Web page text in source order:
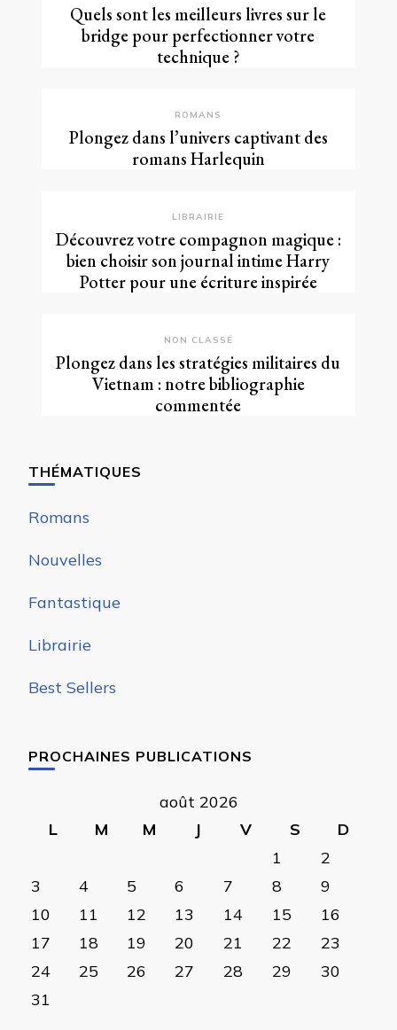
Quels sont les meilleurs livres sur le
bridge pour perfectionner votre
technique ?
ROMANS
Plongez dans l’univers captivant des
romans Harlequin
LIBRAIRIE
Découvrez votre compagnon magique :
bien choisir son journal intime Harry
Potter pour une écriture inspirée
NON CLASSÉ
Plongez dans les stratégies militaires du
Vietnam : notre bibliographie
commentée
THÉMATIQUES
Romans
Nouvelles
Fantastique
Librairie
Best Sellers
PROCHAINES PUBLICATIONS
août 2026
L
M M J V S
D
1
2
3
4 5 6 7 8
9
10
11 12 13 14 15
16
17
18 19 20 21 22
23
24
25 26 27 28 29
30
31